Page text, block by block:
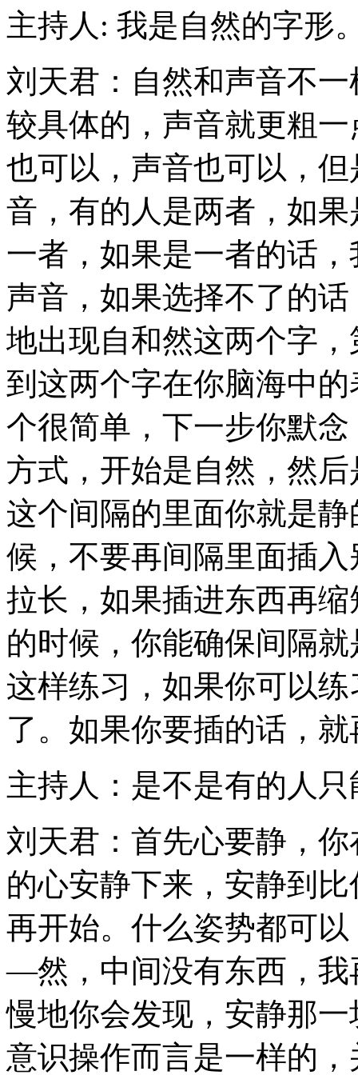
主持人: 我是自然的字形
刘天君：自然和声音不
较具体的，声音就更粗
也可以，声音也可以，
音，有的人是两者，如
一者，如果是一者的话
声音，如果选择不了的
地出现自和然这两个字
到这两个字在你脑海中
个很简单，下一步你默
方式，开始是自然，然
这个间隔的里面你就是
候，不要再间隔里面插
拉长，如果插进东西再
的时候，你能确保间隔
这样练习，如果你可以
了。如果你要插的话，
主持人：是不是有的人
刘天君：首先心要静，
的心安静下来，安静到
再开始。什么姿势都可
―然，中间没有东西，我
慢地你会发现，安静那
意识操作而言是一样的